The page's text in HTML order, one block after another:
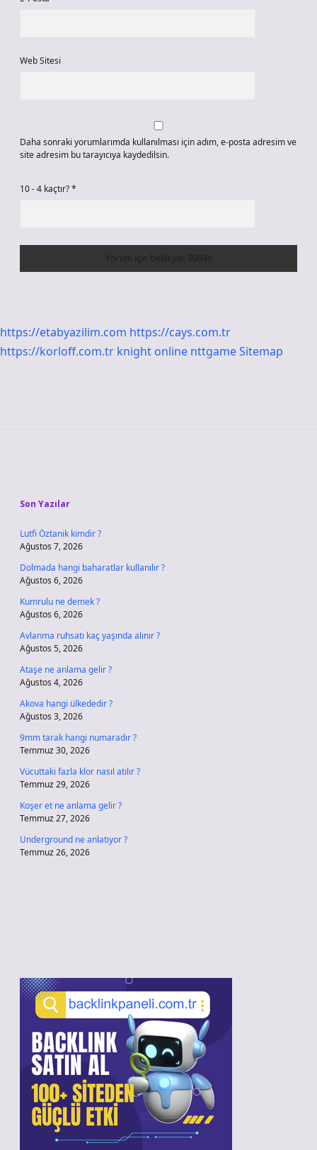
Web Sitesi
Daha sonraki yorumlarımda kullanılması için adım, e-posta adresim ve
site adresim bu tarayıcıya kaydedilsin.
10 - 4 kaçtır?*
https://etabyazilim.com https://cays.com.tr
https://korloff.com.tr knight online nttgameSitemap
Son Yazılar
Lutfi Öztanik kimdir ?
Ağustos 7, 2026
Dolmada hangi baharatlar kullanılır ?
Ağustos 6, 2026
Kumrulu ne demek ?
Ağustos 6, 2026
Avlanma ruhsatı kaç yaşında alınır ?
Ağustos 5, 2026
Ataşe ne anlama gelir ?
Ağustos 4, 2026
Akova hangi ülkededir ?
Ağustos 3, 2026
9mm tarak hangi numaradır ?
Temmuz 30, 2026
Vücuttaki fazla klor nasıl atılır ?
Temmuz 29, 2026
Koşer et ne anlama gelir ?
Temmuz 27, 2026
Underground ne anlatıyor ?
Temmuz 26, 2026